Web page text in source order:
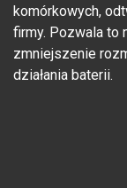
komórkowych,
firmy. Pozwala to
zmniejszenie
działania baterii.